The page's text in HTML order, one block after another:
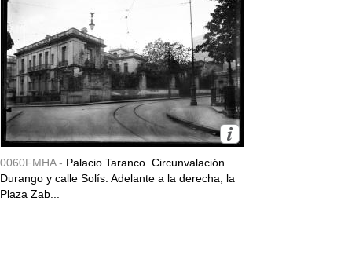
0060FMHA - Palacio Taranco. Circunvalación
Durango y calle Solís. Adelante a la derecha, la
Plaza Zab...